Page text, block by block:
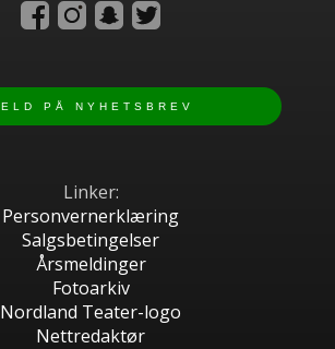
Linker:
Personvernerklæring
Salgsbetingelser
Årsmeldinger
Fotoarkiv
Nordland Teater-logo
Nettredaktør